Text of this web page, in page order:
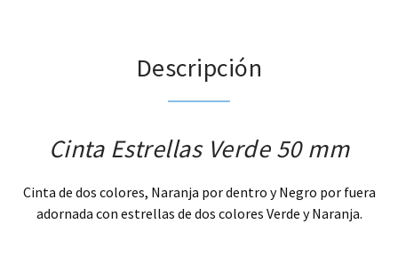
Descripción
Cinta Estrellas Verde 50 mm
Cinta de dos colores, Naranja por dentro y Negro por fuera
adornada con estrellas de dos colores Verde y Naranja.